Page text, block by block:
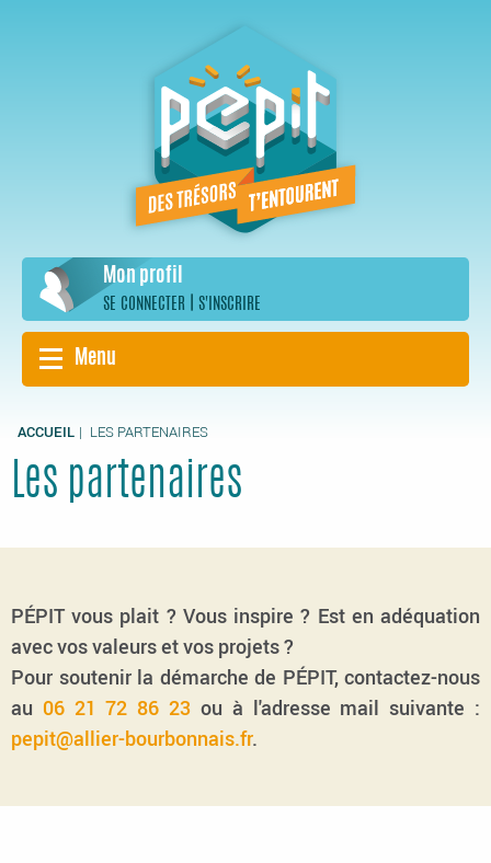
Mon profil
SE CONNECTER S'INSCRIRE
Menu
ACCUEIL LES PARTENAIRES
Les partenaires
PÉPIT vous plait ? Vous inspire ? Est en adéquation
avec vos valeurs et vos projets ?
Pour soutenir la démarche de PÉPIT, contactez-nous
au 06 21 72 86 23 ou à l'adresse mail suivante :
pepit@allier-bourbonnais.fr.